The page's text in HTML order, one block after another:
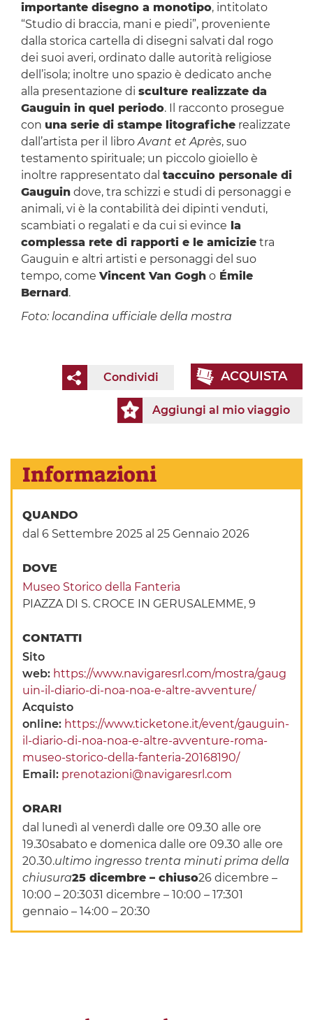
importante disegno a monotipo, intitolato
“Studio di braccia, mani e piedi”, proveniente
dalla storica cartella di disegni salvati dal rogo
dei suoi averi, ordinato dalle autorità religiose
dell’isola; inoltre uno spazio è dedicato anche
alla presentazione di sculture realizzate da
Gauguin in quel periodo. Il racconto prosegue
con una serie di stampe litograficherealizzate
dall’artista per il libroAvant et Après, suo
testamento spirituale; un piccolo gioiello è
inoltre rappresentato dal taccuino personale di
Gauguindove, tra schizzi e studi di personaggi e
animali, vi è la contabilità dei dipinti venduti,
scambiati o regalati e da cui si evince la
complessa rete di rapporti e le amicizietra
Gauguin e altri artisti e personaggi del suo
tempo, come Vincent Van GoghoÉmile
Bernard .
Foto: locandina ufficiale della mostra
ACQUISTA
Condividi
Aggiungi al mio viaggio
Informazioni
QUANDO
dal 6 Settembre 2025 al 25 Gennaio 2026
DOVE
Museo Storico della Fanteria
PIAZZA DI S. CROCE IN GERUSALEMME, 9
CONTATTI
Sito
web: https://www.navigaresrl.com/mostra/gaug
uin-il-diario-di-noa-noa-e-altre-avventure/
Acquisto
online: https://www.ticketone.it/event/gauguin-
il-diario-di-noa-noa-e-altre-avventure-roma-
museo-storico-della-fanteria-20168190/
Email: prenotazioni@navigaresrl.com
ORARI
dal lunedì al venerdì dalle ore 09.30 alle ore
19.30sabato e domenica dalle ore 09.30 alle ore
20.30.ultimo ingresso trenta minuti prima della
chiusura25 dicembre – chiuso26 dicembre –
10:00 – 20:3031 dicembre – 10:00 – 17:301
gennaio – 14:00 – 20:30